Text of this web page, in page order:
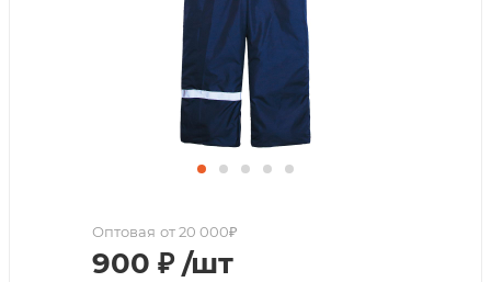
Оптовая от 20 000₽
900 ₽ /шт